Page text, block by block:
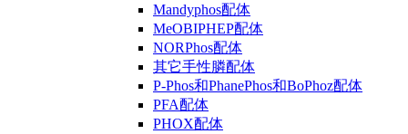
Mandyphos配体
MeOBIPHEP配体
NORPhos配体
其它手性膦配体
P-Phos和PhanePhos和BoPhoz配体
PFA配体
PHOX配体